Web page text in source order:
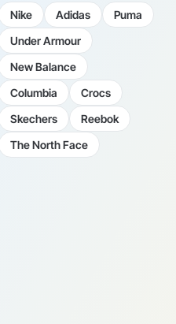
Nike Adidas
Puma
Under Armour
New Balance
Columbia
Crocs
Skechers
Reebok
The North Face